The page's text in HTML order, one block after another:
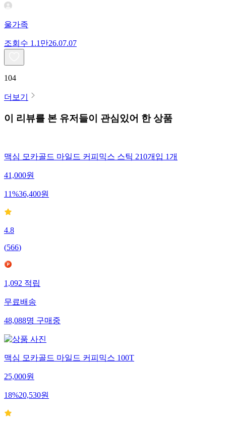
울가족
조회수 1.1만26.07.07
104
더보기
이 리뷰를 본 유저들이 관심있어 한 상품
맥심 모카골드 마일드 커피믹스 스틱 210개입 1개
41,000원
11%36,400원
4.8
(566)
1,092 적립
무료배송
48,088명 구매중
맥심 모카골드 마일드 커피믹스 100T
25,000원
18%20,530원